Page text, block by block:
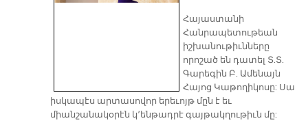
​Հայաստանի
Հանրապետութեան
իշխանութիւնները
որոշած են դատել Տ.Տ.
Գարեգին Բ. Ամենայն
Հայոց Կաթողիկոսը: Սա
իսկապէս արտասովոր երեւոյթ մըն է եւ
միանշանակօրէն կ՚ենթադրէ գայթակղութիւն մը: